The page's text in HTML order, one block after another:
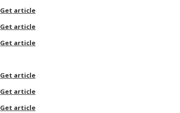
Get article
Get article
Get article
Get article
Get article
Get article